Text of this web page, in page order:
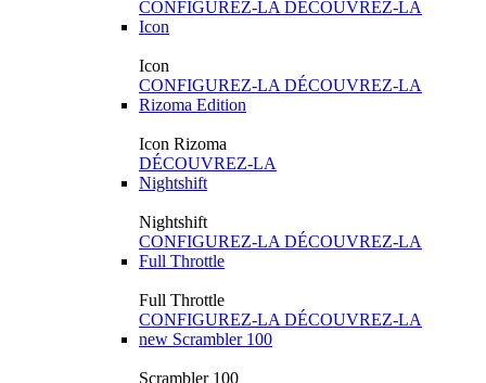
CONFIGUREZ-LA DÉCOUVREZ-LA
Icon
Icon
CONFIGUREZ-LA DÉCOUVREZ-LA
Rizoma Edition
Icon Rizoma
DÉCOUVREZ-LA
Nightshift
Nightshift
CONFIGUREZ-LA DÉCOUVREZ-LA
Full Throttle
Full Throttle
CONFIGUREZ-LA DÉCOUVREZ-LA
new Scrambler 100
Scrambler 100